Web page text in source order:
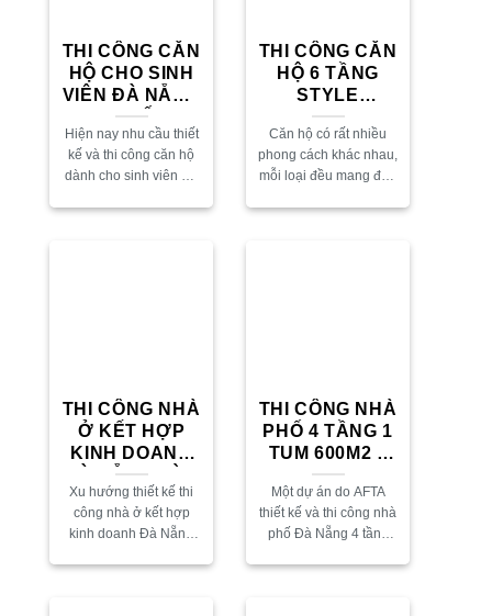
THI CÔNG CĂN
HỘ CHO SINH
VIÊN ĐÀ NẴNG
ĐẸP – TỐI ƯU
Hiện nay nhu cầu thiết
kế và thi công căn hộ
dành cho sinh viên Đà
THI CÔNG CĂN
HỘ 6 TẦNG
STYLE
MINIMALIST
(ĐƠN GIẢN)
Căn hộ có rất nhiều
phong cách khác nhau,
mỗi loại đều mang đến
THI CÔNG NHÀ
Ở KẾT HỢP
KINH DOANH
ĐÀ NẴNG VỪA
“HIỆN ĐẠI”
VỪA “THANH
LỊCH”
Xu hướng thiết kế thi
công nhà ở kết hợp
kinh doanh Đà Nẵng
THI CÔNG NHÀ
PHỐ 4 TẦNG 1
TUM 600M2 –
CĐT CHỊ CAM –
ĐÀ NẴNG
Một dự án do AFTA
thiết kế và thi công nhà
phố Đà Nẵng 4 tầng